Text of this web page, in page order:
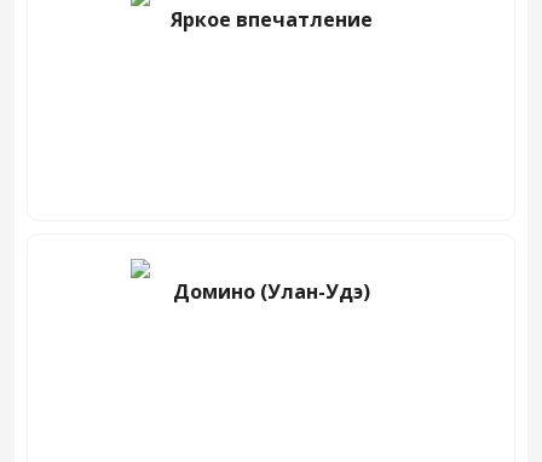
Яркое впечатление
Домино (Улан-Удэ)